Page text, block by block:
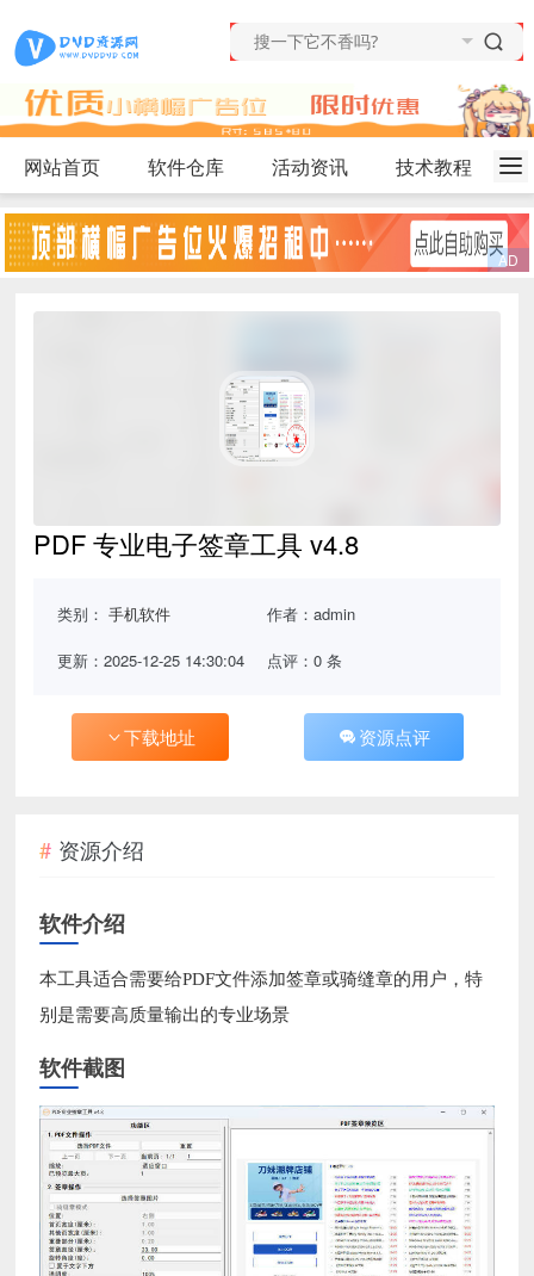
网站首页 软件仓库 活动资讯 技术教程
PDF 专业电子签章工具 v4.8
类别：手机软件 作者：admin
更新：2025-12-25 14:30:04 点评：0 条
下载地址 资源点评
资源介绍
软件介绍
本工具适合需要给PDF文件添加签章或骑缝章的用户，特
别是需要高质量输出的专业场景
软件截图